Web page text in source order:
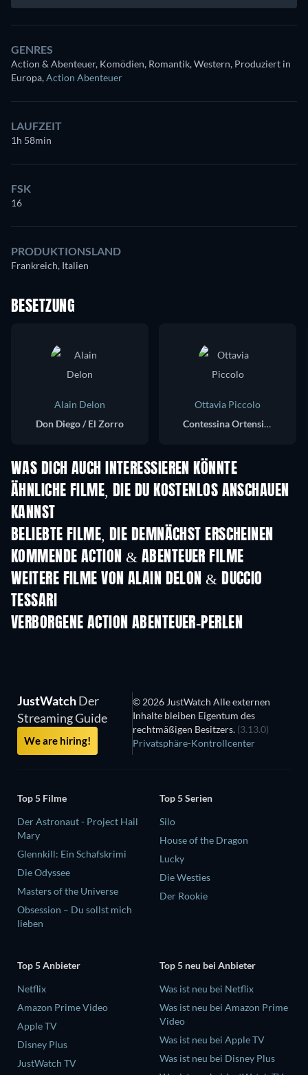
GENRES
Action & Abenteuer, Komödien, Romantik, Western, Produziert in
Europa,Action Abenteuer
LAUFZEIT
1h 58min
FSK
16
PRODUKTIONSLAND
Frankreich, Italien
BESETZUNG
Alain Delon
Don Diego / El Zorro
Ottavia Piccolo
Contessina Ortensia Pulido
WAS DICH AUCH INTERESSIEREN KÖNNTE
Serie
ÄHNLICHE FILME, DIE DU KOSTENLOS ANSCHAUEN
KANNST
BELIEBTE FILME, DIE DEMNÄCHST ERSCHEINEN
KOMMENDE ACTION & ABENTEUER FILME
WEITERE FILME VON ALAIN DELON & DUCCIO
TESSARI
VERBORGENE ACTION ABENTEUER-PERLEN
Serie
JustWatchDer
Streaming Guide
We are hiring!
© 2026 JustWatch Alle externen
Inhalte bleiben Eigentum des
rechtmäßigen Besitzers. (3.13.0)
Privatsphäre-Kontrollcenter
Top 5 Filme
Der Astronaut - Project Hail
Mary
Glennkill: Ein Schafskrimi
Die Odyssee
Masters of the Universe
Obsession – Du sollst mich
lieben
Top 5 Serien
Silo
House of the Dragon
Lucky
Die Westies
Der Rookie
Top 5 Anbieter
Netflix
Amazon Prime Video
Apple TV
Disney Plus
JustWatch TV
Top 5 neu bei Anbieter
Was ist neu bei Netflix
Was ist neu bei Amazon Prime
Video
Was ist neu bei Apple TV
Was ist neu bei Disney Plus